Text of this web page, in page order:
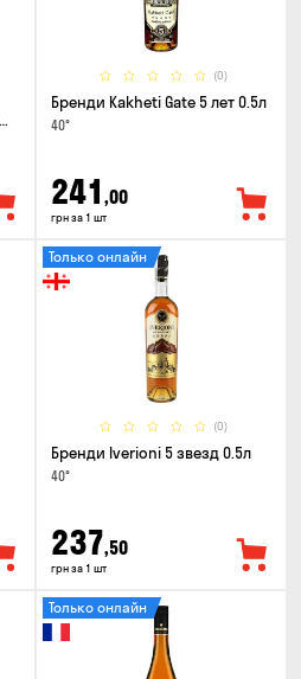
(0)
Бренди Kakheti Gate 5 лет 0.5л
40°
241 ,00
грн за 1 шт
(0)
Только онлайн
Бренди Iverioni 5 звезд 0.5л
40°
237,50
грн за 1 шт
Только онлайн